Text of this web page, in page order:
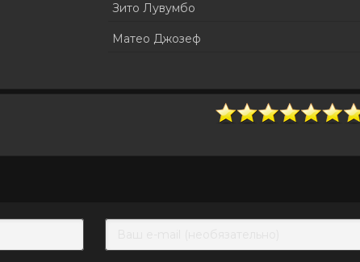
Зито Лувумбо
Матео Джозеф